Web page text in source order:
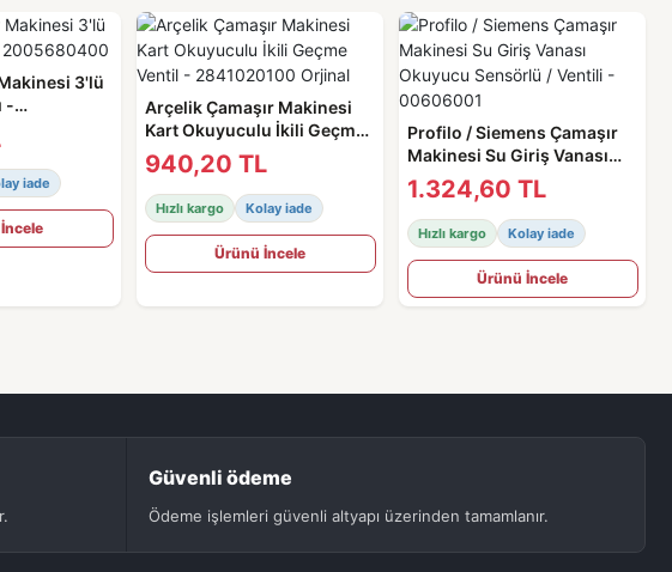
3'lü
-
iade
Arçelik Çamaşır Makinesi
Kart Okuyuculu İkili Geçme
Ventil - 2841020100 Orjinal
940,20 TL
Hızlı kargo Kolay iade
Ürünü İncele
Profilo / Siemens Çamaşır
Makinesi Su Giriş Vanası
Okuyucu Sensörlü / Ventili -
00606001
1.324,60 TL
Hızlı kargo Kolay iade
Ürünü İncele
Güvenli ödeme
Ödeme işlemleri güvenli altyapı üzerinden tamamlanır.